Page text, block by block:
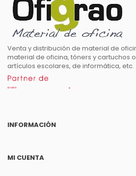
Venta y distribución de material de
material de oficina, tóners y cartuchos
artículos escolares, de informática, etc.
INFORMACIÓN
MI CUENTA